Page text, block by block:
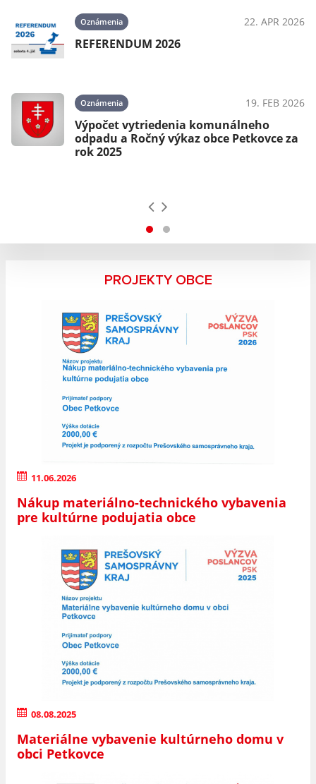
Oznámenia 22. APR 2026
REFERENDUM 2026
Oznámenia 19. FEB 2026
Výpočet vytriedenia komunálneho
odpadu a Ročný výkaz obce Petkovce za
rok 2025
PROJEKTY OBCE
11.06.2026
Nákup materiálno-technického vybavenia
pre kultúrne podujatia obce
08.08.2025
Materiálne vybavenie kultúrneho domu v
obci Petkovce